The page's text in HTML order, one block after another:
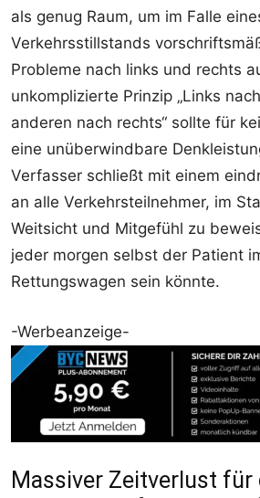
als genug Raum, um im Falle
Verkehrsstillstands
Probleme nach links und rechts
unkomplizierte Prinzip „Links
anderen nach rechts“ sollte für
eine unüberwindbare
Verfasser schließt mit einem
an alle Verkehrsteilnehmer, im
Weitsicht und Mitgefühl zu
jeder morgen selbst der Patient
Rettungswagen sein könnte.
-Werbeanzeige-
Massiver Zeitverlust für